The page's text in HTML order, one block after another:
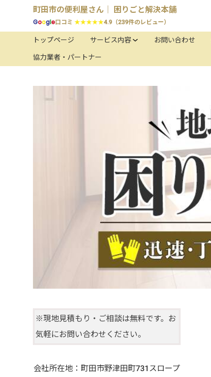
町田市の便利屋さん｜ 困りごと解決本舗
Google口コミ★★★★★4.9（239件のレビュー）
トップページ サービス内容 お問い合わせ
協力業者・パートナー
※現地見積もり・ご相談は無料です。お
気軽にお問い合わせください。
会社所在地：町田市野津田町731スロープ